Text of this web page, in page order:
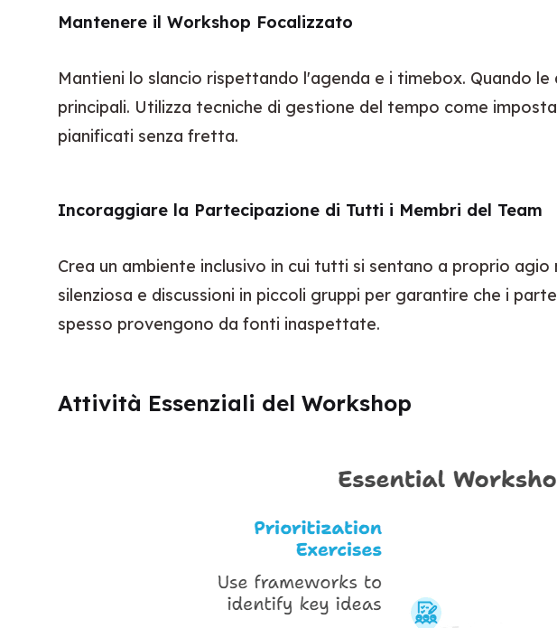
Mantenere il Workshop Focalizzato
Mantieni lo slancio rispettando l'agenda e i timebox. Quando
principali. Utilizza tecniche di gestione del tempo come
pianificati senza fretta.
Incoraggiare la Partecipazione di Tutti i Membri del Team
Crea un ambiente inclusivo in cui tutti si sentano a proprio
silenziosa e discussioni in piccoli gruppi per garantire che i
spesso provengono da fonti inaspettate.
Attività Essenziali del Workshop